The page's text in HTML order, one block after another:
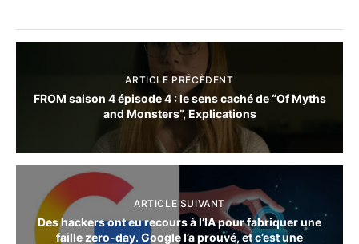
ARTICLE PRÉCÈDENT
FROM saison 4 épisode 4 : le sens caché de “Of Myths
and Monsters”, Explications
ARTICLE SUIVANT
Des hackers ont eu recours à l’IA pour fabriquer une
faille zero-day. Google l’a prouvé, et c’est une